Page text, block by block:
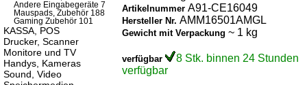
Artikelnummer A91-CE16049
Hersteller Nr. AMM16501AMGL
Gewicht mit Verpackung ~ 1 kg
verfügbar
8 Stk. binnen 24 Stunden
verfügbar
Andere Eingabegeräte 7
Mauspads, Zubehör 188
Gaming Zubehör 101
KASSA, POS
Drucker, Scanner
Monitore und TV
Handys, Kameras
Sound, Video